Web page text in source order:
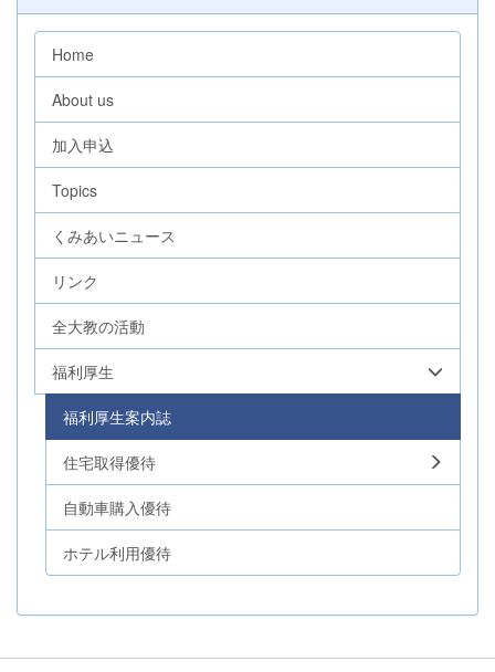
Home
About us
加入申込
Topics
くみあいニュース
リンク
全大教の活動
福利厚生
福利厚生案内誌
住宅取得優待
自動車購入優待
ホテル利用優待